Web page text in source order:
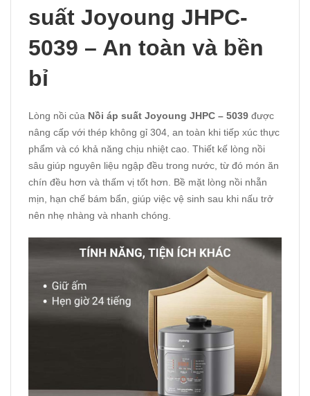
suất Joyoung JHPC-
5039 – An toàn và bền
bỉ
Lòng nồi của Nồi áp suất Joyoung JHPC – 5039 được
nâng cấp với thép không gỉ 304, an toàn khi tiếp xúc thực
phẩm và có khả năng chịu nhiệt cao. Thiết kế lòng nồi
sâu giúp nguyên liệu ngập đều trong nước, từ đó món ăn
chín đều hơn và thấm vị tốt hơn. Bề mặt lòng nồi nhẵn
mịn, hạn chế bám bẩn, giúp việc vệ sinh sau khi nấu trở
nên nhẹ nhàng và nhanh chóng.